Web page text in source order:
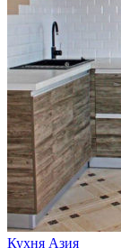
Кухня Азия